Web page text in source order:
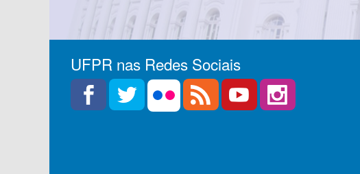
UFPR nas Redes Sociais